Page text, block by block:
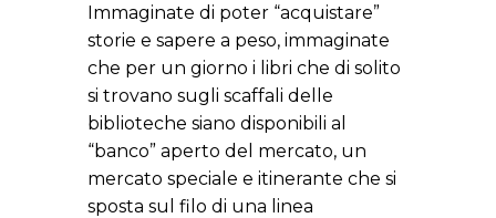
Immaginate di poter “acquistare”
storie e sapere a peso, immaginate
che per un giorno i libri che di solito
si trovano sugli scaffali delle
biblioteche siano disponibili al
“banco” aperto del mercato, un
mercato speciale e itinerante che si
sposta sul filo di una linea